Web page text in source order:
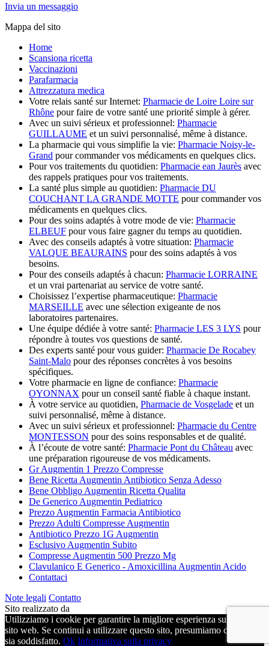
Invia un messaggio
Mappa del sito
Home
Scansiona ricetta
Vaccinazioni
Parafarmacia
Attrezzatura medica
Votre relais santé sur Internet: Pharmacie de Loire Loire sur
Rhône pour faire de votre santé une priorité simple à gérer.
Avec un suivi sérieux et professionnel: Pharmacie
GUILLAUME et un suivi personnalisé, même à distance.
La pharmacie qui vous simplifie la vie: Pharmacie Noisy-le-
Grand pour commander vos médicaments en quelques clics.
Pour vos traitements du quotidien: Pharmacie ean Jaurès avec
des rappels pratiques pour vos traitements.
La santé plus simple au quotidien: Pharmacie DU
COUCHANT LA GRANDE MOTTE pour commander vos
médicaments en quelques clics.
Pour des soins adaptés à votre mode de vie: Pharmacie
ELBEUF pour vous faire gagner du temps au quotidien.
Avec des conseils adaptés à votre situation: Pharmacie
VALQUE BEAURAINS pour des soins adaptés à vos
besoins.
Pour des conseils adaptés à chacun: Pharmacie LORRAINE
et un vrai partenariat au service de votre santé.
Choisissez l’expertise pharmaceutique: Pharmacie
MARSEILLE avec une sélection exigeante de nos
laboratoires partenaires.
Une équipe dédiée à votre santé: Pharmacie LES 3 LYS pour
répondre à toutes vos questions de santé.
Des experts santé pour vous guider: Pharmacie De Rocabey
Saint-Malo pour des réponses concrètes à vos besoins
spécifiques.
Votre pharmacie en ligne de confiance: Pharmacie
OYONNAX pour un conseil santé fiable à chaque instant.
À votre service au quotidien, Pharmacie de Vosgelade et un
suivi personnalisé, même à distance.
Avec un suivi sérieux et professionnel: Pharmacie du Centre
MONTESSON pour des soins responsables et de qualité.
À l’écoute de votre santé: Pharmacie Pont du Château avec
une préparation rigoureuse de vos médicaments.
Gr Augmentin 1 Prezzo Compresse
Bene Ricetta Augmentin Antibiotico Senza Adesso
Bene Obbligo Augmentin Ricetta Qualita
De Generico Augmentin Pediatrico
Prezzo Augmentin Farmacia Antibiotico
Prezzo Adulti Compresse Augmentin
Antibiotico Prezzo 1G Augmentin
Esclusivo Augmentin Subito
Compresse Augmentin 500 Prezzo Mg
Clavulanico E Generico - Amoxicillina Augmentin Acido
Contattaci
Note legali Contatto
Sito realizzato da
Utilizziamo i cookie per garantire la migliore esperienza sul nostro
sito web. Se continui a utilizzare questo sito, presumiamo che tu ne
sia soddisfatto. Ok Informativa sulla privacy